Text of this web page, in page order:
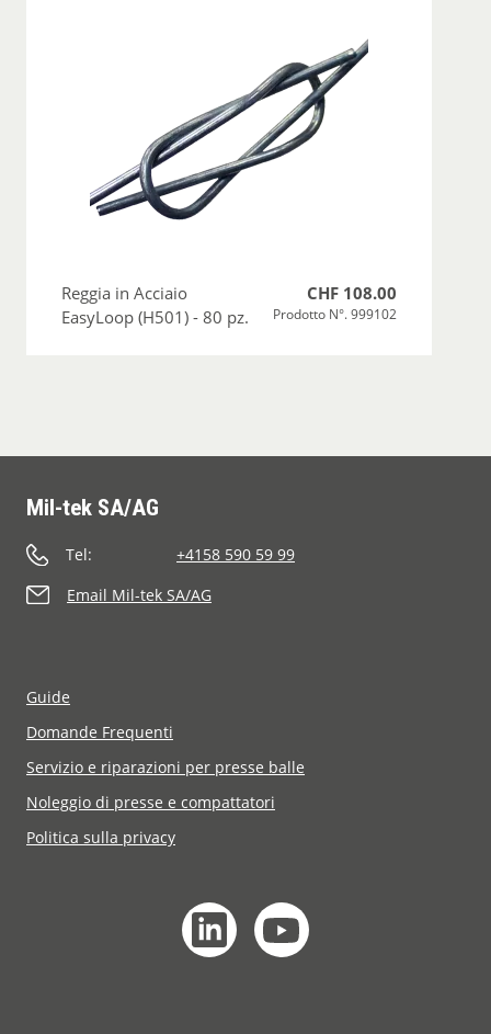
Reggia in Acciaio
EasyLoop (H501) - 80 pz.
CHF 108.00
Prodotto N°. 999102
Mil-tek SA/AG
Tel:
+4158 590 59 99
Email Mil-tek SA/AG
Guide
Domande Frequenti
Servizio e riparazioni per presse balle
Noleggio di presse e compattatori
Politica sulla privacy